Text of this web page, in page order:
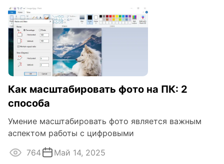
Как масштабировать фото на ПК: 2
способа
Умение масштабировать фото является важным
аспектом работы с цифровыми
764
Май 14, 2025